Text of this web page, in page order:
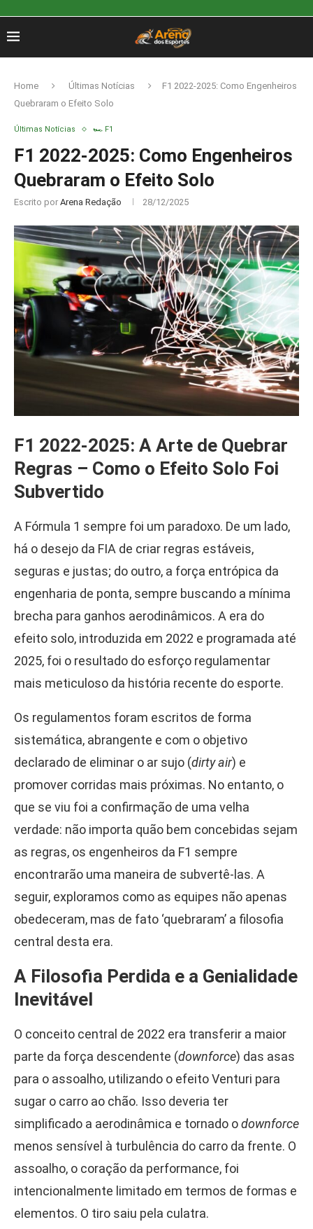
Home Últimas Notícias
F1 2022-2025: Como Engenheiros
Quebraram o Efeito Solo
Últimas Notícias 🏎️ F1
F1 2022-2025: Como Engenheiros
Quebraram o Efeito Solo
Escrito por Arena Redação 28/12/2025
F1 2022-2025: A Arte de Quebrar
Regras – Como o Efeito Solo Foi
Subvertido
A Fórmula 1 sempre foi um paradoxo. De um lado,
há o desejo da FIA de criar regras estáveis,
seguras e justas; do outro, a força entrópica da
engenharia de ponta, sempre buscando a mínima
brecha para ganhos aerodinâmicos. A era do
efeito solo, introduzida em 2022 e programada até
2025, foi o resultado do esforço regulamentar
mais meticuloso da história recente do esporte.
Os regulamentos foram escritos de forma
sistemática, abrangente e com o objetivo
declarado de eliminar o ar sujo (dirty air) e
promover corridas mais próximas. No entanto, o
que se viu foi a confirmação de uma velha
verdade: não importa quão bem concebidas sejam
as regras, os engenheiros da F1 sempre
encontrarão uma maneira de subvertê-las. A
seguir, exploramos como as equipes não apenas
obedeceram, mas de fato ‘quebraram’ a filosofia
central desta era.
A Filosofia Perdida e a Genialidade
Inevitável
O conceito central de 2022 era transferir a maior
parte da força descendente (downforce) das asas
para o assoalho, utilizando o efeito Venturi para
sugar o carro ao chão. Isso deveria ter
simplificado a aerodinâmica e tornado odownforce
menos sensível à turbulência do carro da frente. O
assoalho, o coração da performance, foi
intencionalmente limitado em termos de formas e
elementos. O tiro saiu pela culatra.